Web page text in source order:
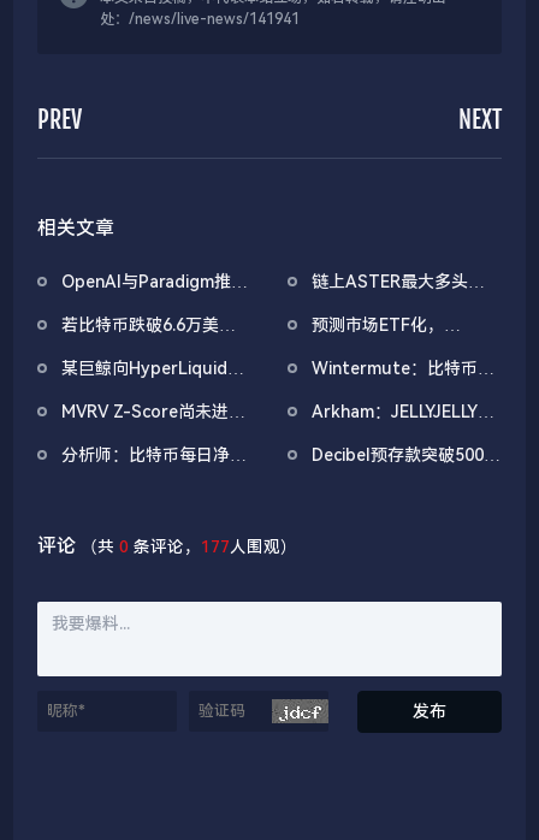
处：/news/live-news/141941
PREV NEXT
相关文章
OpenAI与Paradigm推出
Agent在智能合约安全中
的应用
链上ASTER最大多头
滚仓，持仓规模已达
1490万美元
若比特币跌破6.6万美
算强度将达9.57亿
预测市场ETF化，
主题预测市场式ETF
某巨鲸向HyperLiquid存
做多BTC
Wintermute：比特币在
启上行需宏观明朗
MVRV Z-Score尚未进入
示未到抄底时机
Arkham：JELLYJELLY未
团体试图操纵币价
分析师：比特币每日净买
Decibel预存款突破5000
评论 （共0 条评论， 177人围观）
发布